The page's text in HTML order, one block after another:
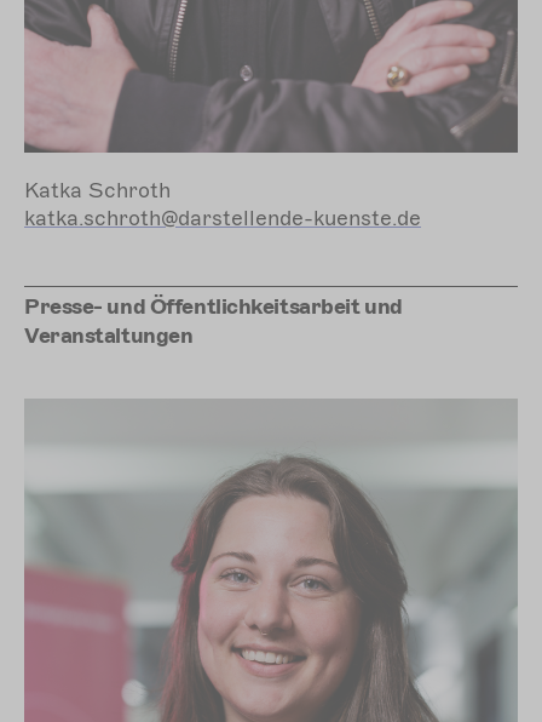
Katka Schroth
katka.schroth@darstellende-kuenste.de
Presse- und Öffentlichkeitsarbeit und
Veranstaltungen